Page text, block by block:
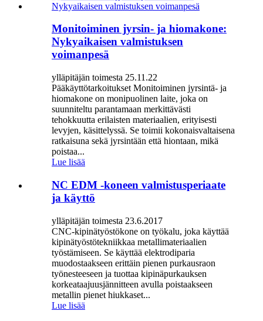
Monitoiminen jyrsin- ja hiomakone:
Nykyaikaisen valmistuksen
voimanpesä
ylläpitäjän toimesta 25.11.22
Pääkäyttötarkoitukset Monitoiminen jyrsintä- ja
hiomakone on monipuolinen laite, joka on
suunniteltu parantamaan merkittävästi
tehokkuutta erilaisten materiaalien, erityisesti
levyjen, käsittelyssä. Se toimii kokonaisvaltaisena
ratkaisuna sekä jyrsintään että hiontaan, mikä
poistaa...
Lue lisää
NC EDM -koneen valmistusperiaate
ja käyttö
ylläpitäjän toimesta 23.6.2017
CNC-kipinätyöstökone on työkalu, joka käyttää
kipinätyöstötekniikkaa metallimateriaalien
työstämiseen. Se käyttää elektrodiparia
muodostaakseen erittäin pienen purkausraon
työnesteeseen ja tuottaa kipinäpurkauksen
korkeataajuusjännitteen avulla poistaakseen
metallin pienet hiukkaset...
Lue lisää